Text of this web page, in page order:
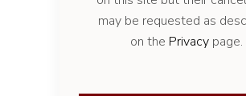
may be requested as
on the Privacy page.